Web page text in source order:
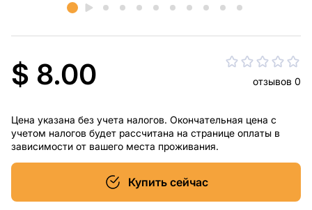
$ 8.00 отзывов 0
Цена указана без учета налогов. Окончательная цена с
учетом налогов будет рассчитана на странице оплаты в
зависимости от вашего места проживания.
Купить сейчас